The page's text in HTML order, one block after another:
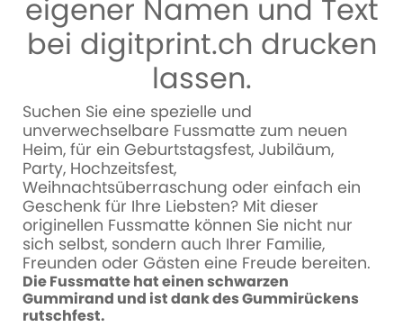
eigener Namen und Text
bei digitprint.ch drucken
lassen.
Suchen Sie eine spezielle und
unverwechselbare Fussmatte zum neuen
Heim, für ein Geburtstagsfest, Jubiläum,
Party, Hochzeitsfest,
Weihnachtsüberraschung oder einfach ein
Geschenk für Ihre Liebsten? Mit dieser
originellen Fussmatte können Sie nicht nur
sich selbst, sondern auch Ihrer Familie,
Freunden oder Gästen eine Freude bereiten.
Die Fussmatte hat einen schwarzen
Gummirand und ist dank des Gummirückens
rutschfest.